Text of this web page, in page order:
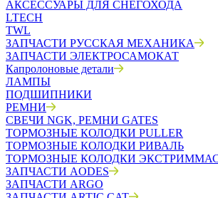
АКСЕССУАРЫ ДЛЯ СНЕГОХОДА
LTECH
TWL
ЗАПЧАСТИ РУССКАЯ МЕХАНИКА
ЗАПЧАСТИ ЭЛЕКТРОСАМОКАТ
Капролоновые детали
ЛАМПЫ
ПОДШИПНИКИ
РЕМНИ
СВЕЧИ NGK, РЕМНИ GATES
ТОРМОЗНЫЕ КОЛОДКИ PULLER
ТОРМОЗНЫЕ КОЛОДКИ РИВАЛЬ
ТОРМОЗНЫЕ КОЛОДКИ
ЗАПЧАСТИ AODES
ЗАПЧАСТИ ARGO